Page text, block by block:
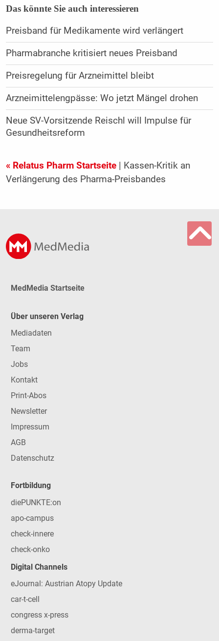
Das könnte Sie auch interessieren
Preisband für Medikamente wird verlängert
Pharmabranche kritisiert neues Preisband
Preisregelung für Arzneimittel bleibt
Arzneimittelengpässe: Wo jetzt Mängel drohen
Neue SV-Vorsitzende Reischl will Impulse für
Gesundheitsreform
« Relatus Pharm Startseite| Kassen-Kritik an
Verlängerung des Pharma-Preisbandes
MedMedia Startseite
Über unseren Verlag
Mediadaten
Team
Jobs
Kontakt
Print-Abos
Newsletter
Impressum
AGB
Datenschutz
Fortbildung
diePUNKTE:on
apo-campus
check-innere
check-onko
Digital Channels
eJournal: Austrian Atopy Update
car-t-cell
congress x-press
derma-target